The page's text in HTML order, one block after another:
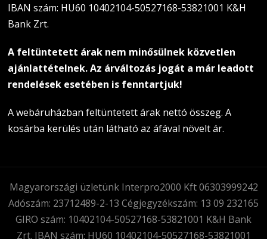
IBAN szám: HU60 10402104-50527168-53821001 K&H
Bank Zrt.
A feltüntetett árak nem minősülnek közvetlen
ajánlattételnek. Az árváltozás jogát a már leadott
rendelések esetében is fenntartjuk!
A webáruházban feltüntetett árak nettó összeg. A
kosárba kerülés után látható az áfával növelt ár.
Magyarországi üzletünk Interpro2000 Kft 06303999242
Adószám: 23712489-2-13 Cégjegyzékszám: 13 09 232165
GIRO szám: 10402104-50527168-53821001 K&H Bank
Zrt. IBAN szám: HU60 10402104-50527168-53821001